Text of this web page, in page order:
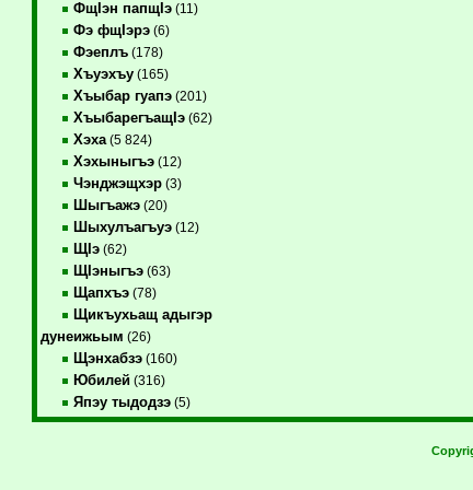
ФщIэн папщIэ(11)
Фэ фщIэрэ(6)
Фэеплъ(178)
Хъуэхъу(165)
Хъыбар гуапэ(201)
ХъыбарегъащIэ(62)
Хэха(5 824)
Хэхыныгъэ(12)
Чэнджэщхэр(3)
Шыгъажэ(20)
Шыхулъагъуэ(12)
ЩIэ(62)
ЩIэныгъэ(63)
Щапхъэ(78)
Щикъухьащ адыгэр
дунеижьым (26)
Щэнхабзэ(160)
Юбилей(316)
Япэу тыдодзэ(5)